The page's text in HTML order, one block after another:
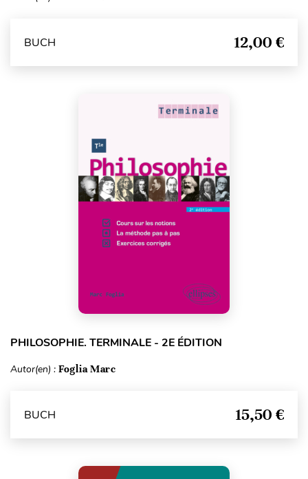
BUCH 12,00 €
PHILOSOPHIE. TERMINALE - 2E ÉDITION
Autor(en) : Foglia Marc
BUCH 15,50 €